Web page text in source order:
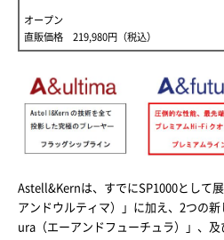
オープン
直販価格 219,980円（税込）
Astell&Kernは、すでにSP1000として
アンドウルティマ）」に加え、2つの
ura（エーアンドフューチュラ）」、